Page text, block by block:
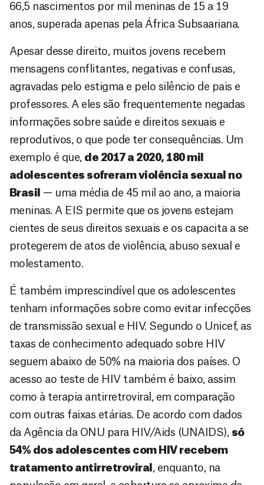
66,5 nascimentos por mil meninas de 15 a 19
anos, superada apenas pela África Subsaariana.
Apesar desse direito, muitos jovens recebem
mensagens conflitantes, negativas e confusas,
agravadas pelo estigma e pelo silêncio de pais e
professores. A eles são frequentemente negadas
informações sobre saúde e direitos sexuais e
reprodutivos, o que pode ter consequências. Um
exemplo é que, de 2017 a 2020, 180 mil
adolescentes sofreram violência sexual no
Brasil
— uma média de 45 mil ao ano, a maioria
meninas. A EIS permite que os jovens estejam
cientes de seus direitos sexuais e os capacita a se
protegerem de atos de violência, abuso sexual e
molestamento.
É também imprescindível que os adolescentes
tenham informações sobre como evitar infecções
de transmissão sexual e HIV. Segundo o Unicef, as
taxas de conhecimento adequado sobre HIV
seguem abaixo de 50% na maioria dos países. O
acesso ao teste de HIV também é baixo, assim
como à terapia antirretroviral, em comparação
com outras faixas etárias. De acordo com dados
da Agência da ONU para HIV/Aids (UNAIDS), só
54% dos adolescentes com HIV recebem
tratamento antirretroviral , enquanto, na